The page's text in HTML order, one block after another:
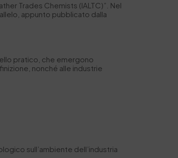
Trades Chemists (IALTC)”. Nel
appunto pubblicato dalla
pratico, che emergono
nonché alle industrie
sull’ambiente dell’industria